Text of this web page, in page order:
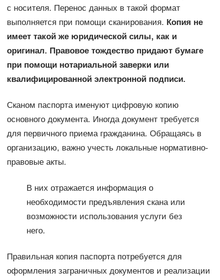
с носителя. Перенос данных в такой формат
выполняется при помощи сканирования. Копия не
имеет такой же юридической силы, как и
оригинал. Правовое тождество придают бумаге
при помощи нотариальной заверки или
квалифицированной электронной подписи.
Сканом паспорта именуют цифровую копию
основного документа. Иногда документ требуется
для первичного приема гражданина. Обращаясь в
организацию, важно учесть локальные нормативно-
правовые акты.
В них отражается информация о
необходимости предъявления скана или
возможности использования услуги без
него.
Правильная копия паспорта потребуется для
оформления заграничных документов и реализации